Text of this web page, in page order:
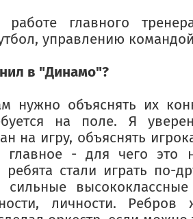
работе главного
управлению
в "Динамо"?
нужно объяснять их
на поле. Я
на игру, объяснять
- для чего это
ребята стали играть по-
сильные
личности.